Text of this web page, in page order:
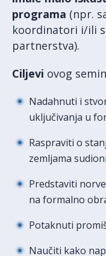
programa (npr.
koordinatori i/ili
partnerstva).
Ciljevi ovog
Nadahnuti i
uključivanja u
Raspraviti o
zemljama
Predstaviti
na formalno
Potaknuti
Naučiti kako